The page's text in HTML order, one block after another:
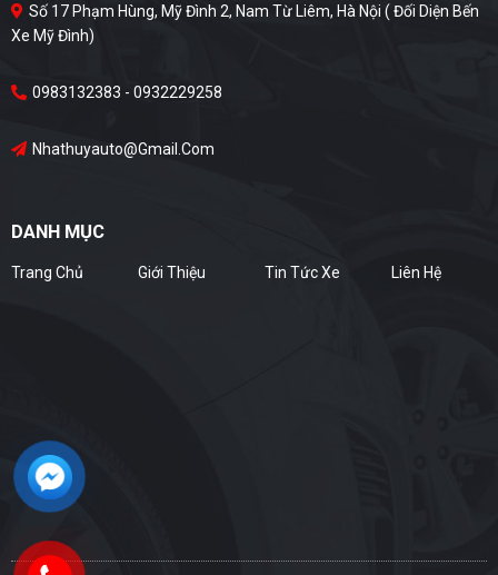
Số 17 Phạm Hùng, Mỹ Đình 2, Nam Từ Liêm, Hà Nội ( Đối Diện Bến
Xe Mỹ Đình)
0983132383 - 0932229258
Nhathuyauto@gmail.com
DANH MỤC
Trang Chủ Giới Thiệu Tin Tức Xe Liên Hệ